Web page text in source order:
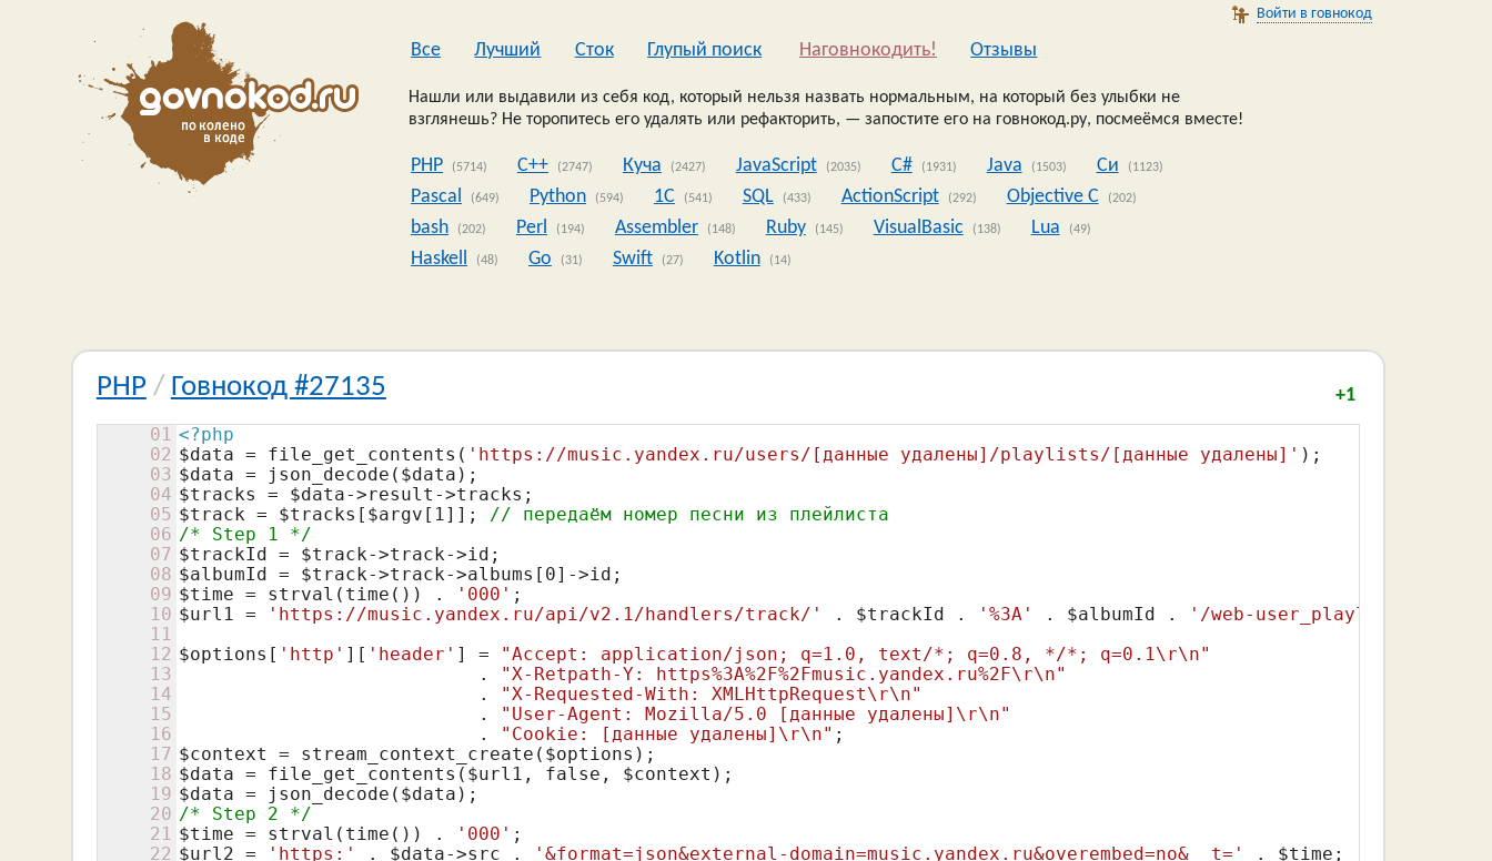
Войти в говнокод
Все Лучший Сток Глупый поиск Наговнокодить! Oтзывы
Нашли или выдавили из себя код, который нельзя назвать нормальным, на который без улыбки не
взглянешь? Не торопитесь его удалять или рефакторить, — запостите его на говнокод.ру, посмеёмся вместе!
PHP (5714) C++ (2747) Куча (2427) JavaScript (2035) C# (1931) Java (1503) Си (1123)
Pascal (649) Python (594) 1C (541) SQL (433) ActionScript (292) Objective C (202)
bash (202) Perl (194) Assembler (148) Ruby (145) VisualBasic (138) Lua (49)
Haskell (48) Go (31) Swift (27) Kotlin (14)
PHP / Говнокод #27135 +1
01
02
03
04
05
06
07
08
09
10
11
12
13
14
15
16
17
18
19
20
21
22
<?php
$data = file_get_contents( 'https://music.yandex.ru/users/[данные удалены]/playlists/[данные удалены]'
$data = json_decode( $data
$tracks
= $data
$track = $tracks [ $argv [ 1]]; // передаём номер песни из плейлиста
/* Step 1 */
$trackId
= $track
$albumId
= $track->track->albums[ 0
$time = strval(time()) . '000'
$url1 = 'https://music.yandex.ru/api/v2.1/handlers/track/' . $trackId . '%3A' . $albumId .
'/web-user_playlists-playlist-
$options [ 'http' ][ 'header' ] =
"Accept: application/json; q=1.0, text/*; q=0.8, */*; q=0.1\r\n"
                           .
"X-Retpath-Y: https%3A%2F%2Fmusic.yandex.ru%2F\r\n"
                           .
"X-Requested-With: XMLHttpRequest\r\n"
                           .
"User-Agent: Mozilla/5.0 [данные удалены]\r\n"
                           .
"Cookie: [данные удалены]\r\n"
$context
= stream_context_create( $options
$data = file_get_contents( $url1 , false, $context
$data = json_decode( $data
/* Step 2 */
$time = strval(time()) . '000'
$url2 = 'https:' . $data->src . '&format=json&external-domain=music.yandex.ru&overembed=no&__t=' . $time